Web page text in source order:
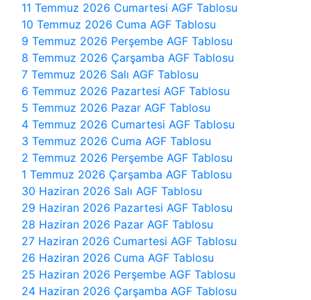
11 Temmuz 2026 Cumartesi AGF Tablosu
10 Temmuz 2026 Cuma AGF Tablosu
9 Temmuz 2026 Perşembe AGF Tablosu
8 Temmuz 2026 Çarşamba AGF Tablosu
7 Temmuz 2026 Salı AGF Tablosu
6 Temmuz 2026 Pazartesi AGF Tablosu
5 Temmuz 2026 Pazar AGF Tablosu
4 Temmuz 2026 Cumartesi AGF Tablosu
3 Temmuz 2026 Cuma AGF Tablosu
2 Temmuz 2026 Perşembe AGF Tablosu
1 Temmuz 2026 Çarşamba AGF Tablosu
30 Haziran 2026 Salı AGF Tablosu
29 Haziran 2026 Pazartesi AGF Tablosu
28 Haziran 2026 Pazar AGF Tablosu
27 Haziran 2026 Cumartesi AGF Tablosu
26 Haziran 2026 Cuma AGF Tablosu
25 Haziran 2026 Perşembe AGF Tablosu
24 Haziran 2026 Çarşamba AGF Tablosu